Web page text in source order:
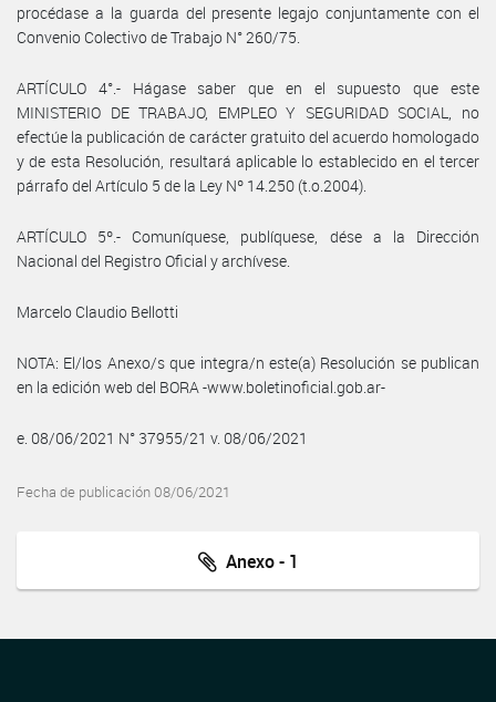
procédase a la guarda del presente legajo conjuntamente con el
Convenio Colectivo de Trabajo N° 260/75.
ARTÍCULO 4°.- Hágase saber que en el supuesto que este
MINISTERIO DE TRABAJO, EMPLEO Y SEGURIDAD SOCIAL, no
efectúe la publicación de carácter gratuito del acuerdo homologado
y de esta Resolución, resultará aplicable lo establecido en el tercer
párrafo del Artículo 5 de la Ley Nº 14.250 (t.o.2004).
ARTÍCULO 5º.- Comuníquese, publíquese, dése a la Dirección
Nacional del Registro Oficial y archívese.
Marcelo Claudio Bellotti
NOTA: El/los Anexo/s que integra/n este(a) Resolución se publican
en la edición web del BORA -www.boletinoficial.gob.ar-
e. 08/06/2021 N° 37955/21 v. 08/06/2021
Fecha de publicación 08/06/2021
Anexo - 1